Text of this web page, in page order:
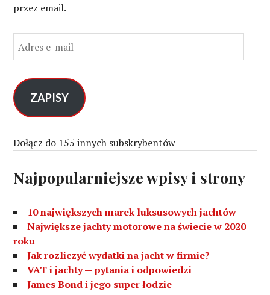
przez email.
d
e
s
e
m
l
ZAPISY
Dołącz do 155 innych subskrybentów
Najpopularniejsze wpisy i strony
10 największych marek luksusowych jachtów
Największe jachty motorowe na świecie w 2020
roku
Jak rozliczyć wydatki na jacht w firmie?
VAT i jachty — pytania i odpowiedzi
James Bond i jego super łodzie